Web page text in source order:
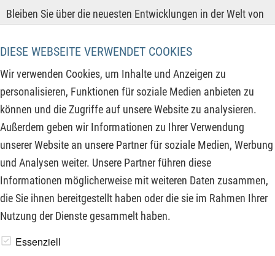
DIESE WEBSEITE VERWENDET COOKIES
Wir verwenden Cookies, um Inhalte und Anzeigen zu
personalisieren, Funktionen für soziale Medien anbieten zu
können und die Zugriffe auf unsere Website zu analysieren.
Außerdem geben wir Informationen zu Ihrer Verwendung
unserer Website an unsere Partner für soziale Medien, Werbung
und Analysen weiter. Unsere Partner führen diese
Informationen möglicherweise mit weiteren Daten zusammen,
die Sie ihnen bereitgestellt haben oder die sie im Rahmen Ihrer
Nutzung der Dienste gesammelt haben.
Essenziell
Bleiben Sie über die neuesten Entwicklungen in der Welt von
vor dem BTCUSD. In diesem Kommentar klären wir, was Sie
im Moment vom Chart wissen müssen, um die
bevorstehenden Trendänderungen zu erwarten und fundierte
Entscheidungen zu treffen. Der Fahrplan steht und wird nun
genauestens beobachtet in den unteren Zeitebenen.
Verpassen Sie daher nicht die wesentlichen Informationen,
um beim Bitcoin die Nase vorn zu haben!
ZUM KOMMENTAR
www.derfinanzinvestor.de - © 2026 - Die Publikation für